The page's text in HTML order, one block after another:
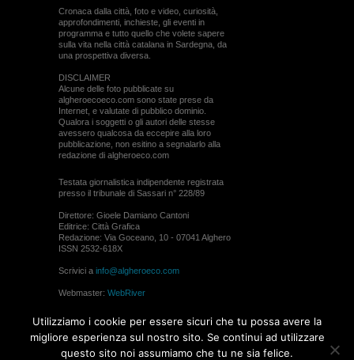
Cronaca dalla città, foto e video, curiosità,
approfondimenti, inchieste, gli eventi in
programma e tutto quello che volete sapere
sulla vita nella città catalana in Sardegna, da
una prospettiva diversa.
DISCLAIMER
Alcune delle foto pubblicate su
algheroecoeco.com sono state prese da
Internet, e valutate di pubblico dominio.
Qualora i soggetti o gli autori delle stesse
avessero qualcosa da eccepire alla loro
pubblicazione, non esitino a segnalarlo alla
redazione di algheroeco.com
Testata giornalistica indipendente registrata
presso il tribunale di Sassari n° 228/89
Direttore: Gioele Damiano Cantoni
Editrice: Città Grafica
Redazione: Via Goceano, 10 - 07041 Alghero
ISSN 2532-618X
Scrivici a info@algheroeco.com
Webmaster: WebRiver
permesso di algheroeco.com
Utilizziamo i cookie per essere sicuri che tu possa avere la
migliore esperienza sul nostro sito. Se continui ad utilizzare
questo sito noi assumiamo che tu ne sia felice.